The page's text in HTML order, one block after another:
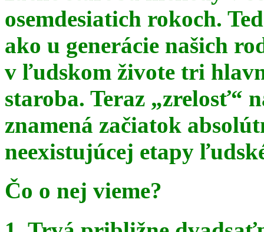
osemdesiatich rokoch.
ako u generácie našich
v ľudskom živote tri
staroba. Teraz „zrelosť“
znamená začiatok
neexistujúcej etapy
Čo o nej vieme?